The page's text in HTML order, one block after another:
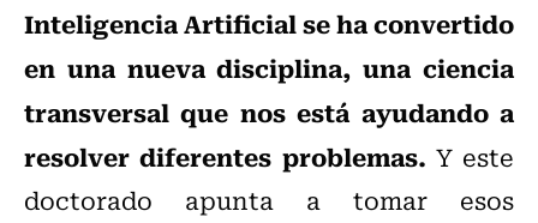
Inteligencia Artificial se ha convertido
en una nueva disciplina, una ciencia
transversal que nos está ayudando a
resolver diferentes problemas. Y este
doctorado apunta a tomar esos